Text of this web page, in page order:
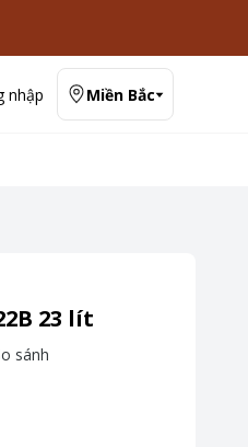
nhập Miền Bắc
23 lít
sánh